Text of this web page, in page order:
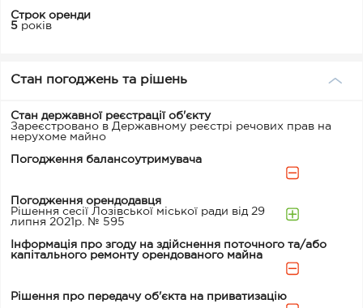
Строк оренди
5 років
Стан погоджень та рішень
Стан державної реєстрації об'єкту
Зареєстровано в Державному реєстрі речових прав на
нерухоме майно
Погодження балансоутримувача
Погодження орендодавця
Рішення сесії Лозівської міської ради від 29
липня 2021р. № 595
Інформація про згоду на здійснення поточного та/або
капітального ремонту орендованого майна
Рішення про передачу об'єкта на приватизацію